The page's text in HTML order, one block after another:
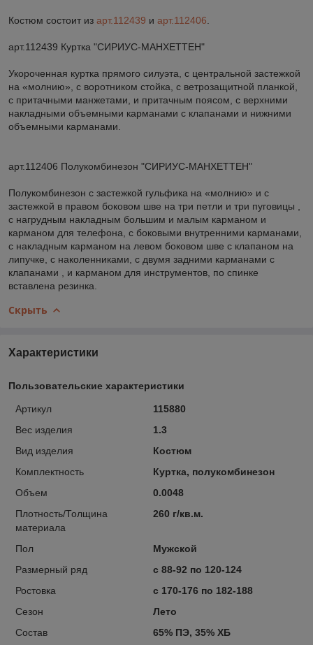
Костюм состоит из арт.112439 и арт.112406
арт.112439 Куртка "СИРИУС-МАНХЕТТЕН"
Укороченная куртка прямого силуэта, с центральной застежкой
на «молнию», с воротником стойка, с ветрозащитной планкой,
с притачными манжетами, и притачным поясом, с верхними
накладными объемными карманами с клапанами и нижними
объемными карманами.
арт.112406 Полукомбинезон "СИРИУС-МАНХЕТТЕН"
Полукомбинезон с застежкой гульфика на «молнию» и с
застежкой в правом боковом шве на три петли и три пуговицы ,
с нагрудным накладным большим и малым карманом и
карманом для телефона, с боковыми внутренними карманами,
с накладным карманом на левом боковом шве с клапаном на
липучке, с наколенниками, с двумя задними карманами с
клапанами , и карманом для инструментов, по спинке
вставлена резинка.
Скрыть
Характеристики
Пользовательские характеристики
Артикул
115880
Вес изделия
1.3
Вид изделия
Костюм
Комплектность
Куртка, полукомбинезон
Объем
0.0048
Плотность/Толщина
материала
260 г/кв.м.
Пол
Мужской
Размерный ряд
с 88-92 по 120-124
Ростовка
с 170-176 по 182-188
Сезон
Лето
Состав
65% ПЭ, 35% ХБ